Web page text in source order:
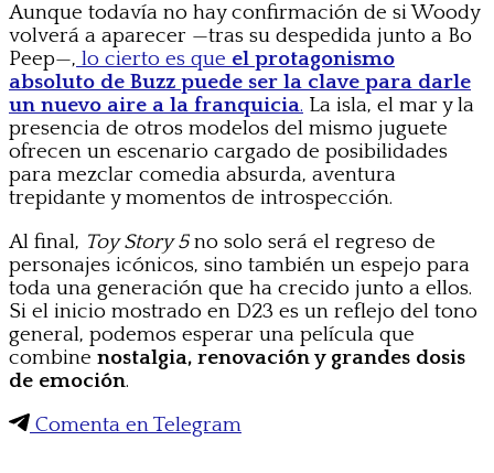
Aunque todavía no hay confirmación de si Woody
volverá a aparecer —tras su despedida junto a Bo
Peep—, lo cierto es que el protagonismo
absoluto de Buzz puede ser la clave para darle
un nuevo aire a la franquicia. La isla, el mar y la
presencia de otros modelos del mismo juguete
ofrecen un escenario cargado de posibilidades
para mezclar comedia absurda, aventura
trepidante y momentos de introspección.
Al final, Toy Story 5no solo será el regreso de
personajes icónicos, sino también un espejo para
toda una generación que ha crecido junto a ellos.
Si el inicio mostrado en D23 es un reflejo del tono
general, podemos esperar una película que
combine nostalgia, renovación y grandes dosis
de emoción.
Comenta en Telegram